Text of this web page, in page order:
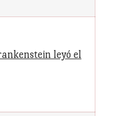
leyó el